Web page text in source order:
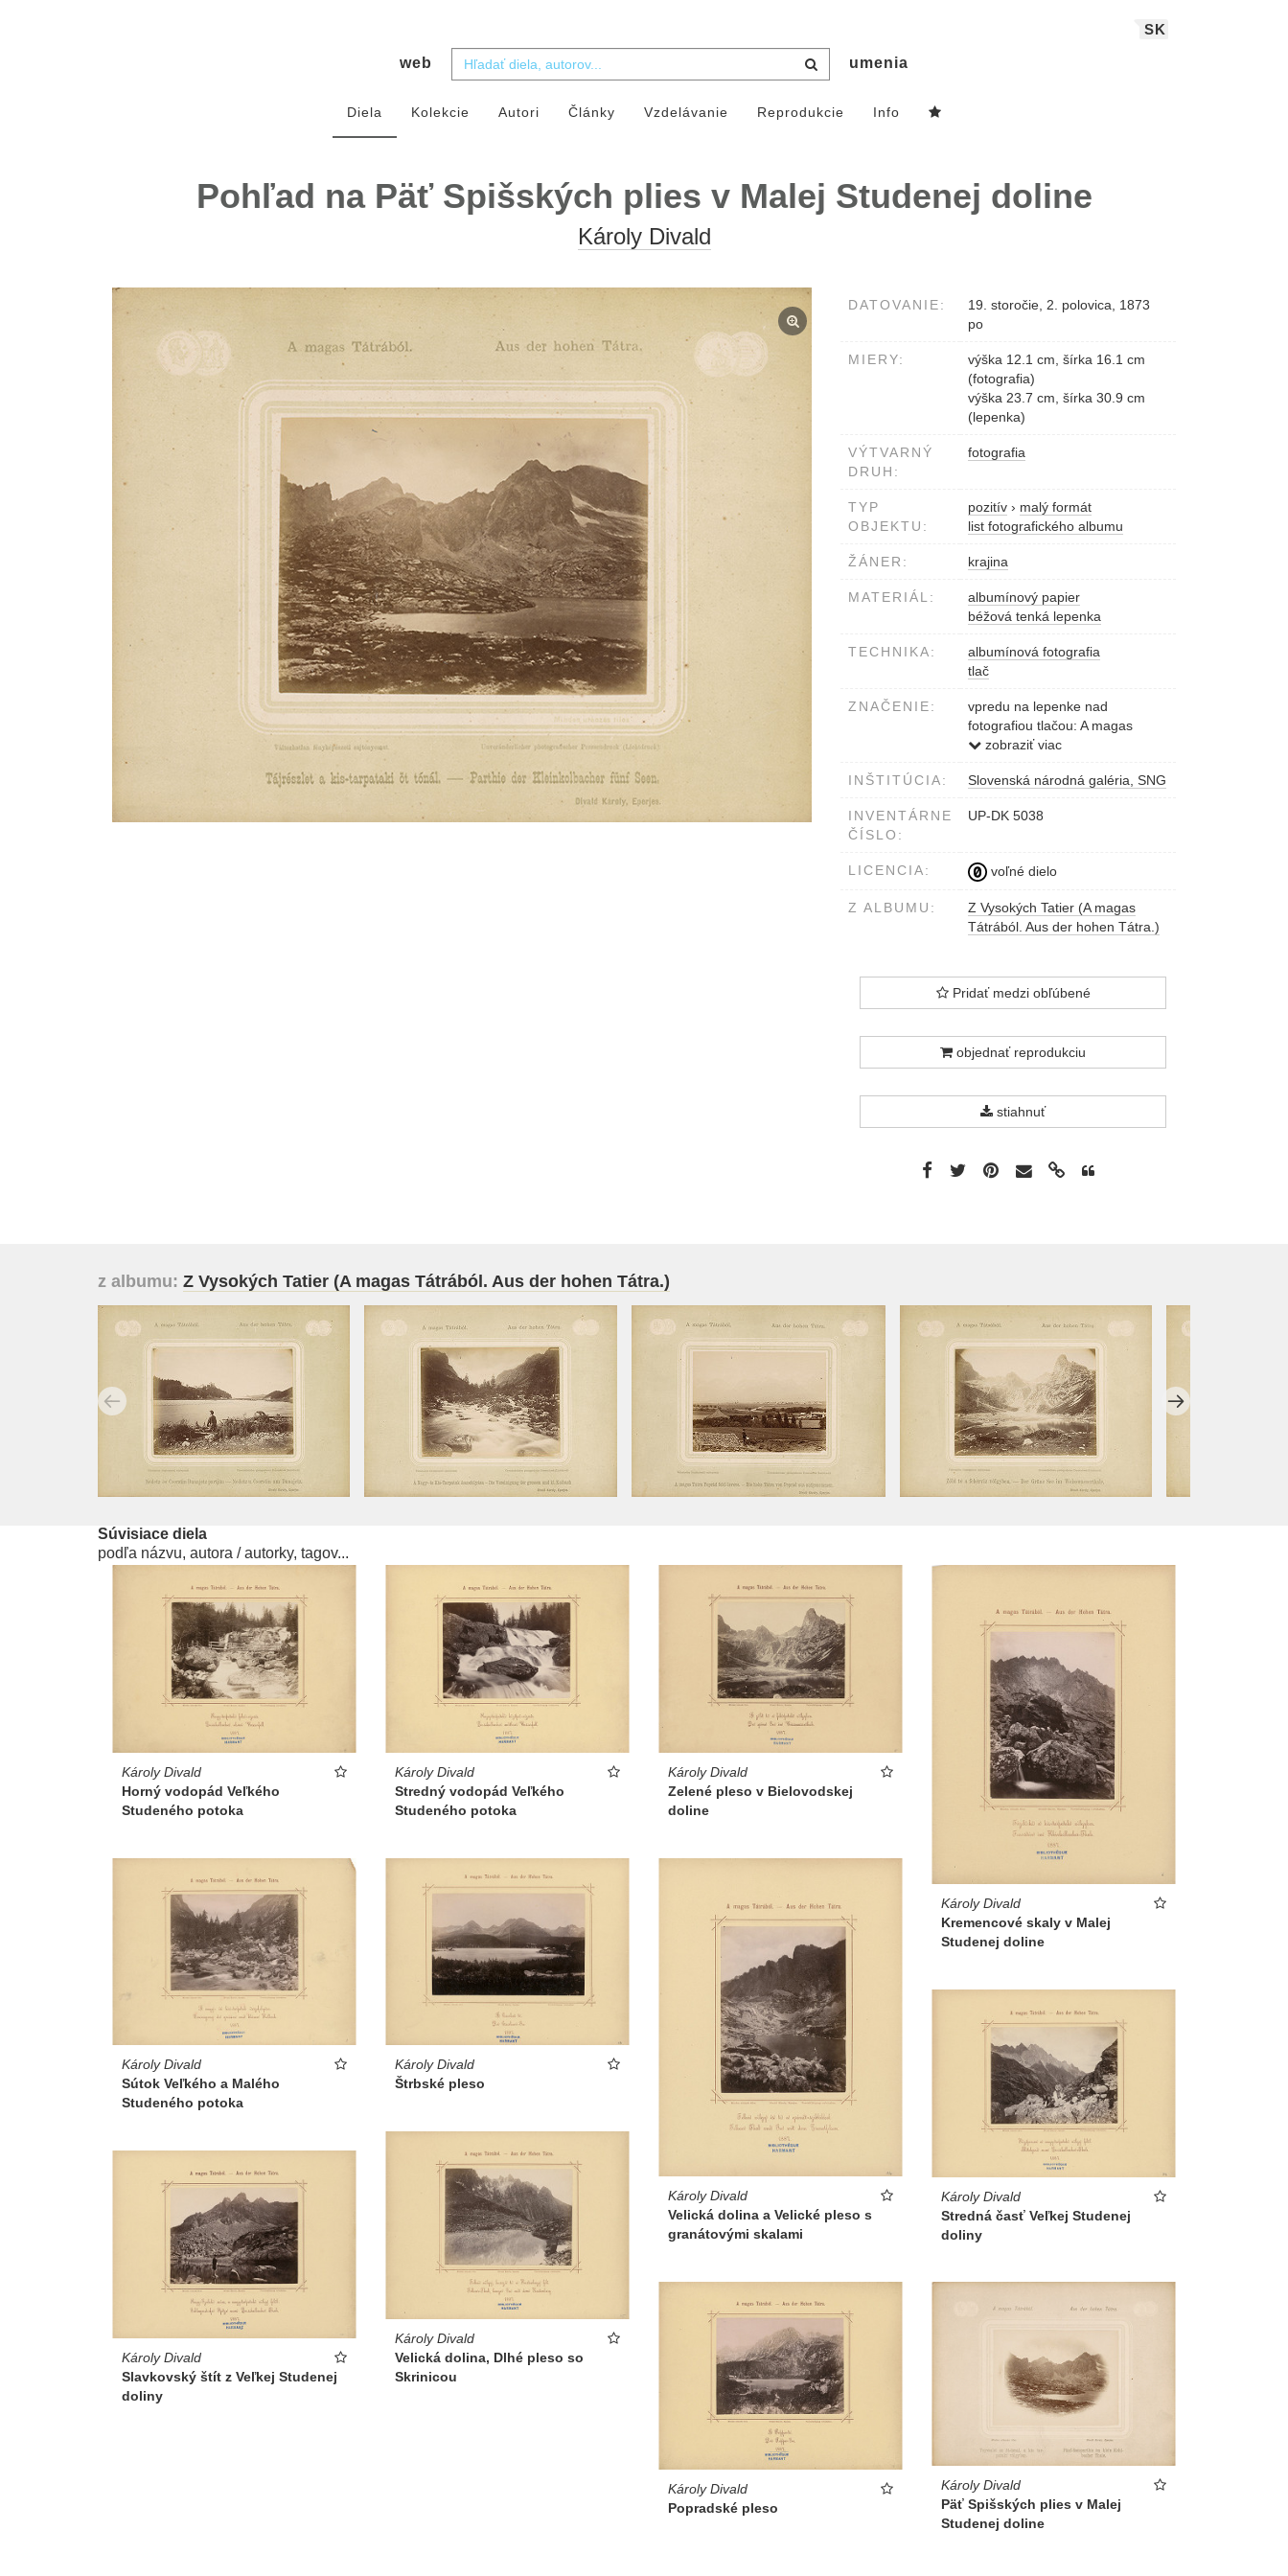
SK
web umenia
Diela Kolekcie Autori Články Vzdelávanie Reprodukcie Info
Pohľad na Päť Spišských plies v Malej Studenej doline
Károly Divald
DATOVANIE:
19. storočie, 2. polovica, 1873
po
MIERY:
výška 12.1 cm, šírka 16.1 cm
(fotografia)
výška 23.7 cm, šírka 30.9 cm
(lepenka)
VÝTVARNÝ
DRUH:
fotografia
TYP
OBJEKTU:
pozitív › malý formát
list fotografického albumu
ŽÁNER: krajina
MATERIÁL:
albumínový papier
béžová tenká lepenka
TECHNIKA:
albumínová fotografia
tlač
ZNAČENIE:
vpredu na lepenke nad
fotografiou tlačou: A magas
Tátrából. Aus der hohen Tátra.
fotografiou tlačou: Változhatlan
Unveränderlicher
(Lichtdruck). Tájrészlet a kis-
tarpataki öt tónál - Parthie der
Károly, Eperjes.
zobraziť viac
INŠTITÚCIA: Slovenská národná galéria, SNG
INVENTÁRNE
ČÍSLO:
UP-DK 5038
LICENCIA: voľné dielo
Z ALBUMU:
Z Vysokých Tatier (A magas
Tátrából. Aus der hohen Tátra.)
Pridať medzi obľúbené
objednať reprodukciu
stiahnuť
z albumu: Z Vysokých Tatier (A magas Tátrából. Aus der hohen Tátra.)
Súvisiace diela
podľa názvu, autora / autorky, tagov...
Károly Divald
Horný vodopád Veľkého
Studeného potoka
Károly Divald
Stredný vodopád Veľkého
Studeného potoka
Károly Divald
Zelené pleso v Bielovodskej
doline
Károly Divald
Kremencové skaly v Malej
Studenej doline
Károly Divald
Sútok Veľkého a Malého
Studeného potoka
Károly Divald
Štrbské pleso
Károly Divald
Velická dolina a Velické pleso s
granátovými skalami
Károly Divald
Stredná časť Veľkej Studenej
doliny
Károly Divald
Velická dolina, Dlhé pleso so
Skrinicou
Károly Divald
Slavkovský štít z Veľkej Studenej
doliny
Károly Divald
Popradské pleso
Károly Divald
Päť Spišských plies v Malej
Studenej doline